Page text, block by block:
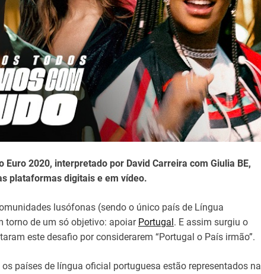
i
m
e
2020, interpretado por David Carreira com Giulia BE,
plataformas digitais e em vídeo.
lusófonas (sendo o único país de Língua
torno de um só objetivo: apoiar Portugal. E assim surgiu o
este desafio por considerarem “Portugal o País irmão”.
países de língua oficial portuguesa estão representados na